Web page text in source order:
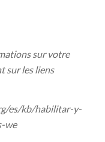
sur votre
sur les liens
es/kb/habilitar-y-
we